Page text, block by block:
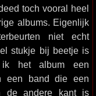
toch vooral heel
albums. Eigenlijk
niet echt
stukje bij beetje is
het album een
een band die een
de andere kant is